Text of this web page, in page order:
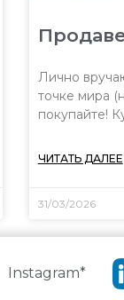
Лично
точке мира
покупайте!
ЧИТАТЬ ДАЛЕЕ
31/03/2026
Instagram*